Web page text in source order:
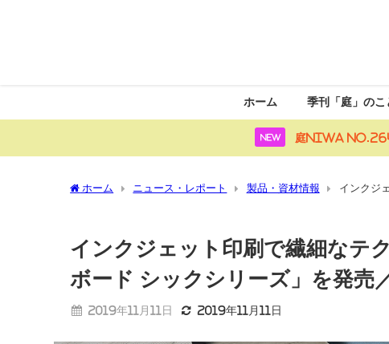
ホーム 季刊「庭」のこ
NEW 庭NIWA
ホーム ニュース・レポート 製品・資材情報
インクジ
インクジェット印刷で繊細なテ
ボード シックシリーズ」を発売
2019年11月11日 2019年11月11日